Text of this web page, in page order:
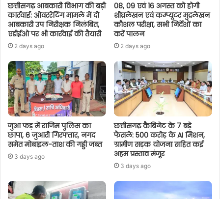
छत्तीसगढ़ आबकारी विभाग की बड़ी
कार्रवाई: ओवररेटिंग मामले में दो
आबकारी उप निरीक्षक निलंबित,
एडीईओ पर भी कार्रवाई की तैयारी
2 days ago
08, 09 एवं 16 अगस्त को होगी
शीघ्रलेखन एवं कम्प्यूटर मुद्रलेखन
कौशल परीक्षा, सभी निर्देशों का
करें पालन
2 days ago
जुआ फड़ में राजिम पुलिस का
छापा, 6 जुआरी गिरफ्तार, नगद
समेत मोबाइल-ताश की गड्डी जब्त
3 days ago
छत्तीसगढ़ कैबिनेट के 7 बड़े
फैसले: 500 करोड़ के AI मिशन,
ग्रामीण सड़क योजना सहित कई
अहम प्रस्ताव मंजूर
3 days ago